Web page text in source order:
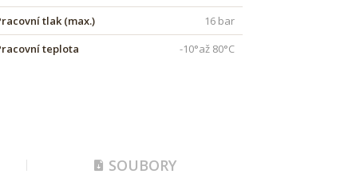
Pracovní tlak (max.)
16 bar
Pracovní teplota
-10°až 80°C
SOUBORY